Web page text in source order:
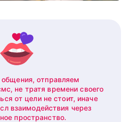
отправляем
не тратя времени своего
от цели не стоит, иначе
взаимодействия через
пространство.